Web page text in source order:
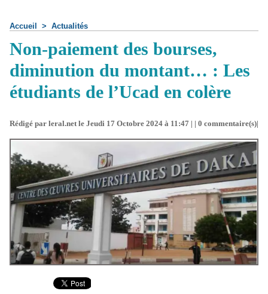
Accueil > Actualités
Non-paiement des bourses,
diminution du montant… : Les
étudiants de l’Ucad en colère
Rédigé par leral.net le Jeudi 17 Octobre 2024 à 11:47 | | 0 commentaire(s)|